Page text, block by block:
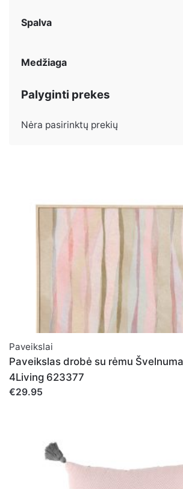
Spalva
Medžiaga
Palyginti prekes
Nėra pasirinktų prekių
Paveikslai
Paveikslas drobė su rėmu
4Living 623377
€29.95